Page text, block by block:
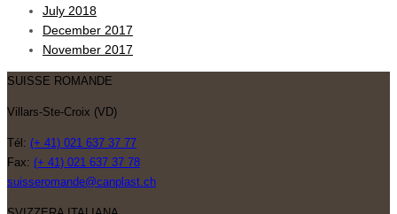
July 2018
December 2017
November 2017
SUISSE ROMANDE
Villars-Ste-Croix (VD)
Tél: (+ 41) 021 637 37 77
Fax: (+ 41) 021 637 37 78
suisseromande@canplast.ch